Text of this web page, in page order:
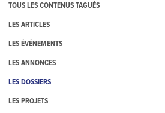
TOUS LES CONTENUS TAGUÉS
LES ARTICLES
LES ÉVÉNEMENTS
LES ANNONCES
LES DOSSIERS
LES PROJETS